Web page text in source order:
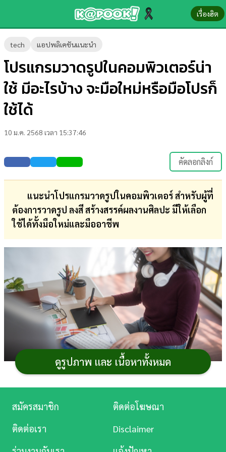
เรื่องฮิต
tech แอปพลิเคชันแนะนำ
โปรแกรมวาดรูปในคอมพิวเตอร์น่า
ใช้ มีอะไรบ้าง จะมือใหม่หรือมือโปรก็
ใช้ได้
10 ม.ค. 2568 เวลา 15:37:46
คัดลอกลิงก์
แนะนำโปรแกรมวาดรูปในคอมพิวเตอร์ สำหรับผู้ที่
ต้องการวาดรูป ลงสี สร้างสรรค์ผลงานศิลปะ มีให้เลือก
ใช้ได้ทั้งมือใหม่และมืออาชีพ
สำหรับเพื่อน ๆ ที่ไม่ว่าจะเป็นนักวาดมืออาชีพหรือมือ
ใหม่ที่อยากเริ่มฝึกวาดรูปลงสีสร้างสรรค์ผลงานศิลปะ แต่ยัง
ดูรูปภาพ และ เนื้อหาทั้งหมด
ข่าว-
ความ
รู้
บันเทิง
ตรวจ
หวย
บอล
สด
การ
ศึกษา
บันเทิง
หนัง
สมัครสมาชิก
ติดต่อโฆษณา
ติดต่อเรา
Disclaimer